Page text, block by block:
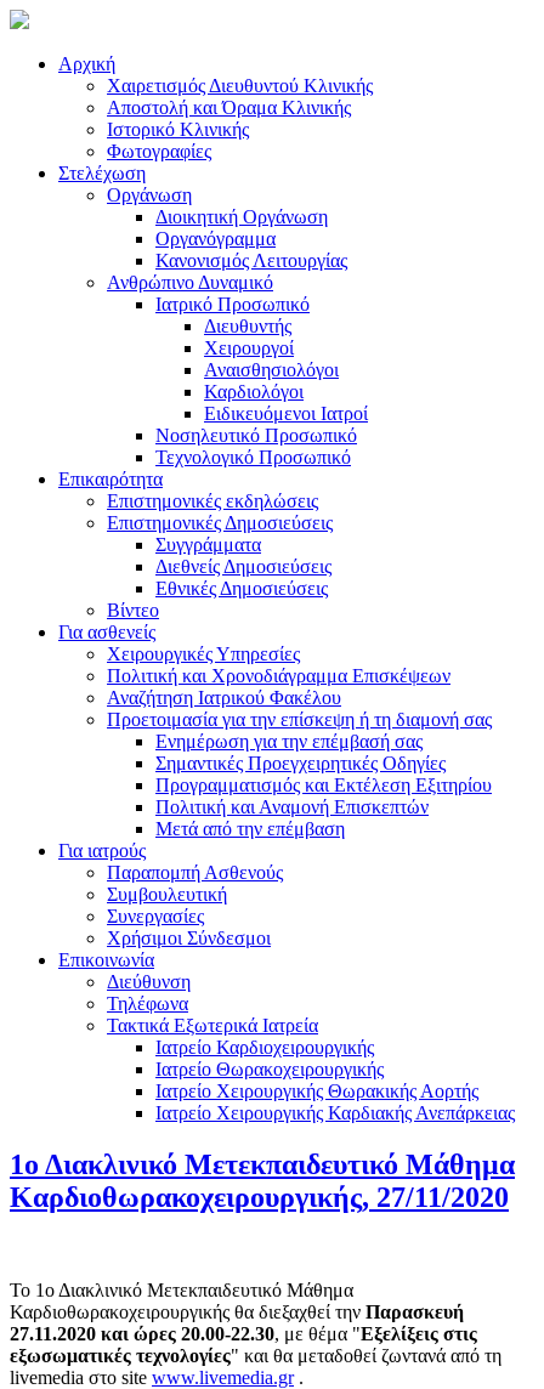
Αρχική
Χαιρετισμός Διευθυντού Κλινικής
Αποστολή και Όραμα Κλινικής
Ιστορικό Κλινικής
Φωτογραφίες
Στελέχωση
Οργάνωση
Διοικητική Οργάνωση
Οργανόγραμμα
Κανονισμός Λειτουργίας
Ανθρώπινο Δυναμικό
Ιατρικό Προσωπικό
Διευθυντής
Χειρουργοί
Αναισθησιολόγοι
Καρδιολόγοι
Ειδικευόμενοι Ιατροί
Νοσηλευτικό Προσωπικό
Τεχνολογικό Προσωπικό
Επικαιρότητα
Επιστημονικές εκδηλώσεις
Επιστημονικές Δημοσιεύσεις
Συγγράμματα
Διεθνείς Δημοσιεύσεις
Εθνικές Δημοσιεύσεις
Βίντεο
Για ασθενείς
Χειρουργικές Υπηρεσίες
Πολιτική και Χρονοδιάγραμμα Επισκέψεων
Αναζήτηση Ιατρικού Φακέλου
Προετοιμασία για την επίσκεψη ή τη διαμονή σας
Ενημέρωση για την επέμβασή σας
Σημαντικές Προεγχειρητικές Οδηγίες
Προγραμματισμός και Εκτέλεση Εξιτηρίου
Πολιτική και Αναμονή Επισκεπτών
Μετά από την επέμβαση
Για ιατρούς
Παραπομπή Ασθενούς
Συμβουλευτική
Συνεργασίες
Χρήσιμοι Σύνδεσμοι
Επικοινωνία
Διεύθυνση
Τηλέφωνα
Τακτικά Εξωτερικά Ιατρεία
Ιατρείο Καρδιοχειρουργικής
Ιατρείο Θωρακοχειρουργικής
Ιατρείο Χειρουργικής Θωρακικής Αορτής
Ιατρείο Χειρουργικής Καρδιακής Ανεπάρκειας
1ο Διακλινικό Μετεκπαιδευτικό Μάθημα
Καρδιοθωρακοχειρουργικής, 27/11/2020
Το 1ο Διακλινικό Μετεκπαιδευτικό Μάθημα
Καρδιοθωρακοχειρουργικής θα διεξαχθεί την Παρασκευή
27.11.2020 και ώρες 20.00-22.30, με θέμα "Εξελίξεις στις
εξωσωματικές τεχνολογίες" και θα μεταδοθεί ζωντανά από τη
livemedia στο site www.livemedia.gr.